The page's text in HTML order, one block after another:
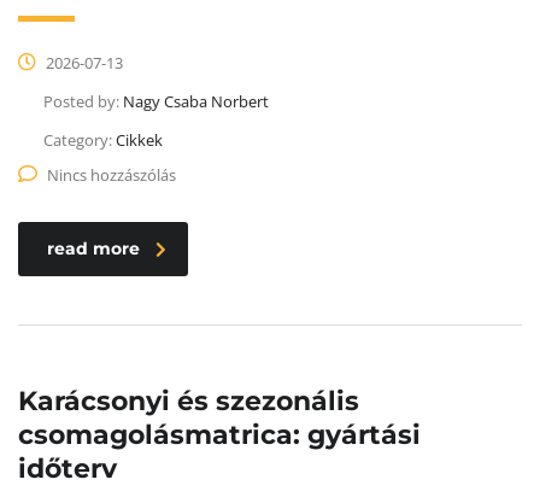
2026-07-13
Posted by: Nagy Csaba Norbert
Category:Cikkek
Nincs hozzászólás
read more
Karácsonyi és szezonális
csomagolásmatrica: gyártási
időterv